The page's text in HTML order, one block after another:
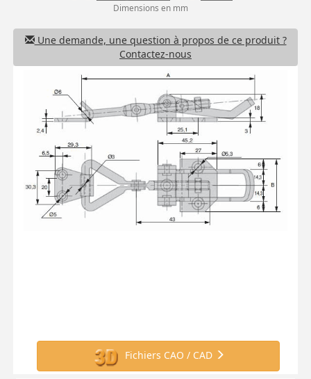
Dimensions en mm
Une demande, une question à propos de ce produit ?
Contactez-nous
Fichiers CAO / CAD